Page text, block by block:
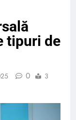
tipuri de
0
3